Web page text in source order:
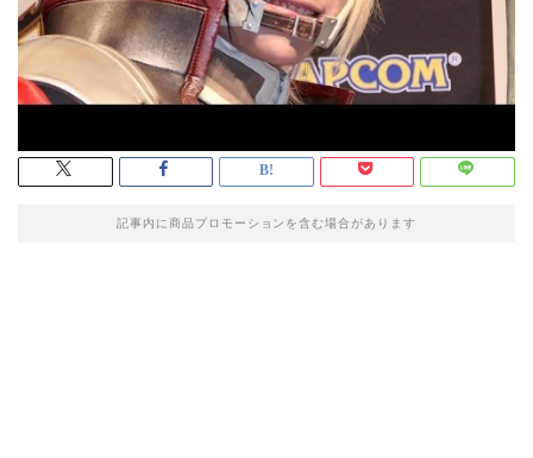
記事内に商品プロモーションを含む場合があります